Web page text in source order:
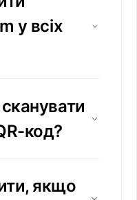
у всіх
код?
якщо